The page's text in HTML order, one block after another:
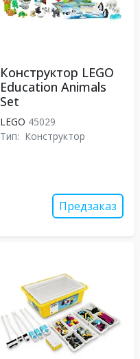
Конструктор LEGO
Education Animals
Set
LEGO 45029
Тип: Конструктор
Предзаказ